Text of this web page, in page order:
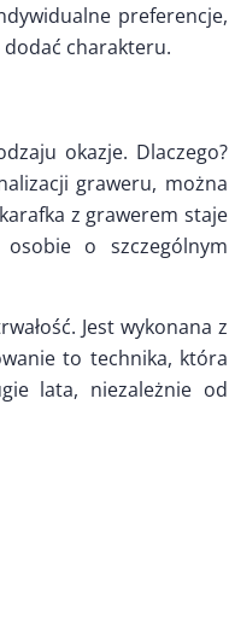
preferencje,
dodać charakteru.
okazje. Dlaczego?
graweru, można
z grawerem staje
o szczególnym
Jest wykonana z
to technika, która
lata, niezależnie od